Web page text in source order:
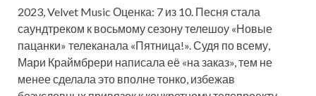
2023, Velvet Music Оценка: 7 из 10. Песня стала
саундтреком к восьмому сезону телешоу «Новые
пацанки» телеканала «Пятница!». Судя по всему,
Мари Краймбрери написала её «на заказ», тем не
менее сделала это вполне тонко, избежав